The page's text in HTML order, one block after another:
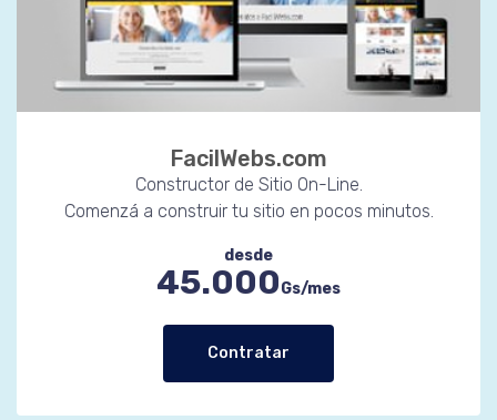
FacilWebs.com
Constructor de Sitio On-Line.
Comenzá a construir tu sitio en pocos minutos.
desde
45.000Gs/mes
Contratar